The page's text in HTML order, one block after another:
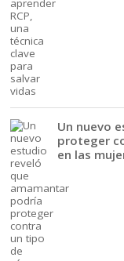
Un nuevo
proteger
en las